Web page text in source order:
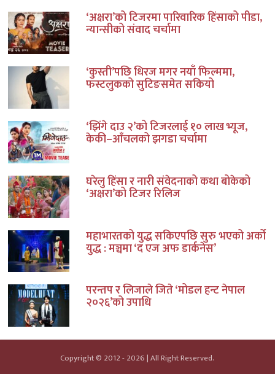
‘अक्षरा’को टिजरमा पारिवारिक हिंसाको पीडा,
न्यान्सीको संवाद चर्चामा
‘कुस्ती’पछि धिरज मगर नयाँ फिल्ममा,
फस्टलुकको सुटिङसमेत सकियो
‘झिंगे दाउ २’को टिजरलाई १० लाख भ्यूज,
केकी–आँचलको झगडा चर्चामा
घरेलु हिंसा र नारी संवेदनाको कथा बोकेको
‘अक्षरा’को टिजर रिलिज
महाभारतको युद्ध सकिएपछि सुरु भएको अर्को
युद्ध : मञ्चमा ‘द एज अफ डार्कनेस’
परन्तप र लिजाले जिते ‘मोडल हन्ट नेपाल
२०२६’को उपाधि
Copyright © 2012 - 2026 | All Right Reserved.